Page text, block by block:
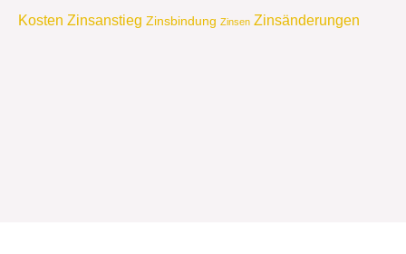
Kosten Zinsanstieg Zinsbindung Zinsen Zinsänderungen